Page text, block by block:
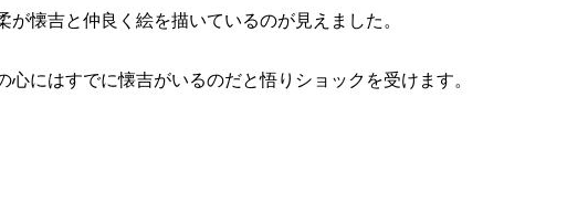
懐吉と仲良く絵を描いているのが見えました。
にはすでに懐吉がいるのだと悟りショックを受けます。